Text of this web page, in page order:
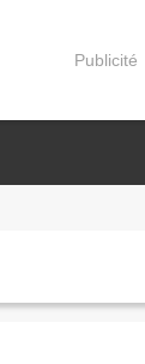
Publicité